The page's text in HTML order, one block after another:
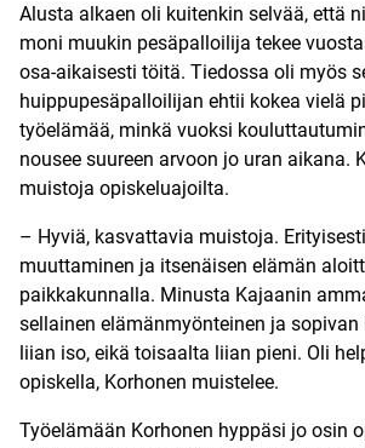
Alusta alkaen oli kuitenkin selvää, että
moni muukin pesäpalloilija tekee
osa-aikaisesti töitä. Tiedossa oli myös
huippupesäpalloilijan ehtii kokea vielä
työelämää, minkä vuoksi
nousee suureen arvoon jo uran aikana.
muistoja opiskeluajoilta.
– Hyviä, kasvattavia muistoja.
muuttaminen ja itsenäisen elämän
paikkakunnalla. Minusta Kajaanin
sellainen elämänmyönteinen ja sopivan
liian iso, eikä toisaalta liian pieni. Oli
opiskella, Korhonen muistelee.
Työelämään Korhonen hyppäsi jo osin